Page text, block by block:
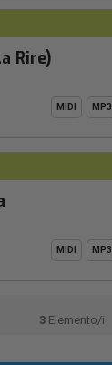
Rire)
MIDI MP3
MIDI MP3
3 Elemento/i